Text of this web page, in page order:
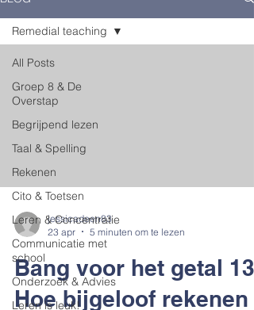
All Posts
Groep 8 & De
Overstap
Begrijpend lezen
Taal & Spelling
Rekenen
Cito & Toetsen
Leren & Concentratie
Communicatie met
school
Onderzoek & Advies
Leren is leuk!
Remedial teaching
jessicadeen83
23 apr
5 minuten om te lezen
Bang voor het getal
Hoe bijgeloof rekenen